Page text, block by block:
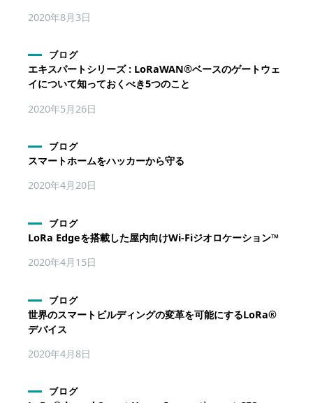
2020年8月3日
ブログ
エキスパートシリーズ : LoRaWAN®ベースのゲートウェ
イについて知っておくべき5つのこと
2020年5月26日
ブログ
スマートホームをハッカーから守る
2020年4月20日
ブログ
LoRa Edgeを搭載した屋内向けWi-Fiジオロケーション™
2020年4月15日
ブログ
世界のスマートビルディングの変革を可能にするLoRa®
デバイス
2020年4月8日
ブログ